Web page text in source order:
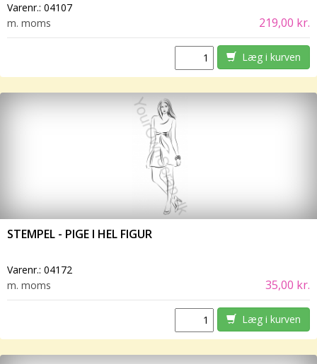
Varenr.: 04107
m. moms
219,00 kr.
Læg i kurven
STEMPEL - PIGE I HEL FIGUR
Varenr.: 04172
m. moms
35,00 kr.
Læg i kurven